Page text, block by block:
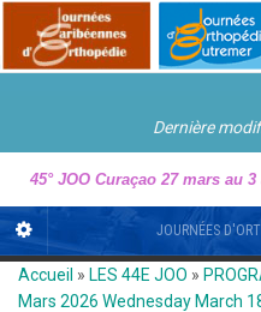
Dernière
45° JOO Curaçao 27 mars au
JOURNÉES
Accueil » LES 44E JOO »
Mars 2026 Wednesday March